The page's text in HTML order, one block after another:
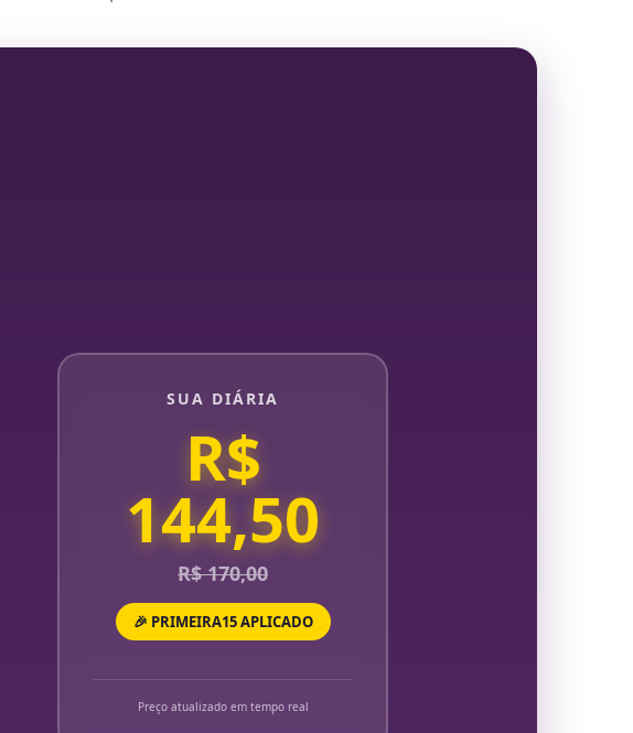
SUA DIÁRIA
R$
144,50
R$ 170,00
🎉 PRIMEIRA15 APLICADO
Preço atualizado em tempo real